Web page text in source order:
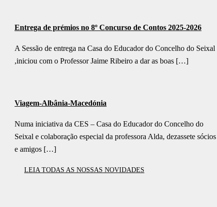
Entrega de prémios no 8º Concurso de Contos 2025-2026
A Sessão de entrega na Casa do Educador do Concelho do Seixal
,iniciou com o Professor Jaime Ribeiro a dar as boas […]
Viagem-Albânia-Macedónia
Numa iniciativa da CES – Casa do Educador do Concelho do
Seixal e colaboração especial da professora Alda, dezassete sócios
e amigos […]
LEIA TODAS AS NOSSAS NOVIDADES